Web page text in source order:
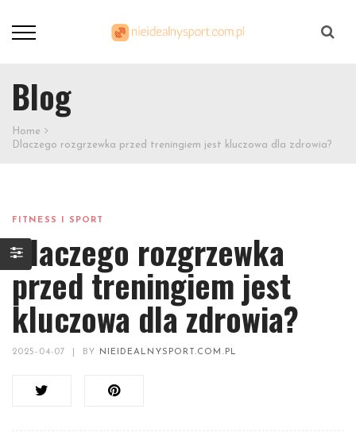
Blog
Home
Dlaczego rozgrzewka przed treningiem jest kluczowa dla zdrowia?
FITNESS I SPORT
Dlaczego rozgrzewka
przed treningiem jest
kluczowa dla zdrowia?
2025-04-07 BY NIEIDEALNYSPORT.COM.PL